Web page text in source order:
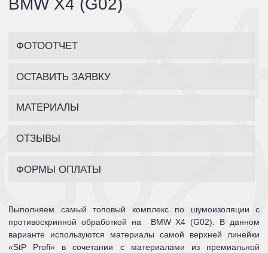
BMW X4 (G02)
ФОТООТЧЕТ
ОСТАВИТЬ ЗАЯВКУ
МАТЕРИАЛЫ
ОТЗЫВЫ
ФОРМЫ ОПЛАТЫ
Выполняем самый топовый комплекс по шумоизоляции с
противоскрипной обработкой на BMW X4 (G02). В данном
варианте используются материалы самой верхней линейки
«StP Profi» в сочетании с материалами из премиальной